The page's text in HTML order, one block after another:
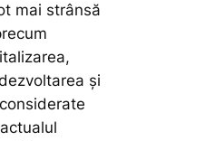
mai strânsă
și